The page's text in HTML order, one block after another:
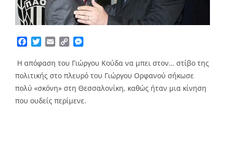
Facebook
TwitterEmailCopy
Η απόφαση του Γιώργου Κούδα να μπει στον… στίβο της
πολιτικής στο πλευρό του Γιώργου Ορφανού σήκωσε
πολύ «σκόνη» στη Θεσσαλονίκη, καθώς ήταν μια κίνηση
που ουδείς περίμενε.